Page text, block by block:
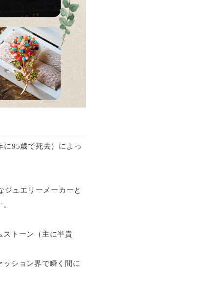
に95歳で死去）によっ
ジュエリーメーカーと
ストーン（主に半貴
ション界で瞬く間に